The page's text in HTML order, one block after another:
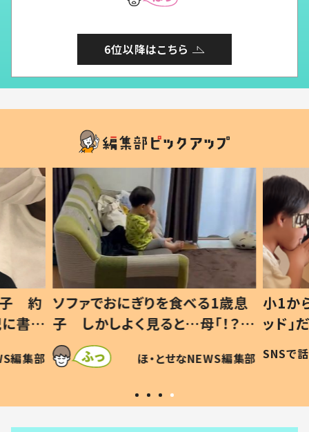
6位以降はこちら
歳息
？」
編集部
小1から不登校、息子は「ギフテ
ッド」だった 父が“ウチ給食”を
作り続ける理由とは #令和の親
#令和の子
SNSで話題 ほ・とせなNEWS編集部
ひ孫
が、抱
「涙
い」